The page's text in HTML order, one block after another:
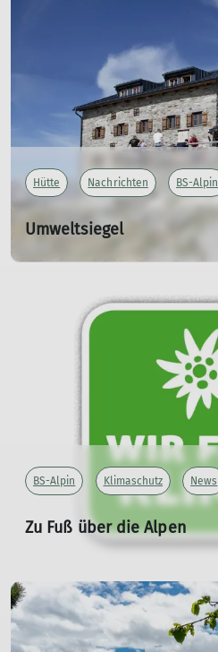
neuer Geschäftsstellenleitung
Hütte Nachrichten BS-Alpin
Umweltsiegel
mehr erfahren
BS-Alpin Klimaschutz News
Zu Fuß über die Alpen
Die Sektion Braunschweig
Bestandsaufnahme der CO2-
Sektionsaktivitäten.